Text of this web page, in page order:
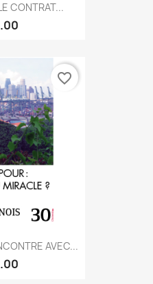
CONTRAT...
AVEC...
favorite_border